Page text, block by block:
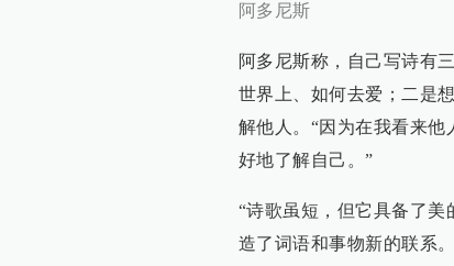
阿多尼斯
阿多尼斯称，自己写诗有
世界上、如何去爱；二是
解他人。“因为在我看来
好地了解自己。”
“诗歌虽短，但它具备了
造了词语和事物新的联系